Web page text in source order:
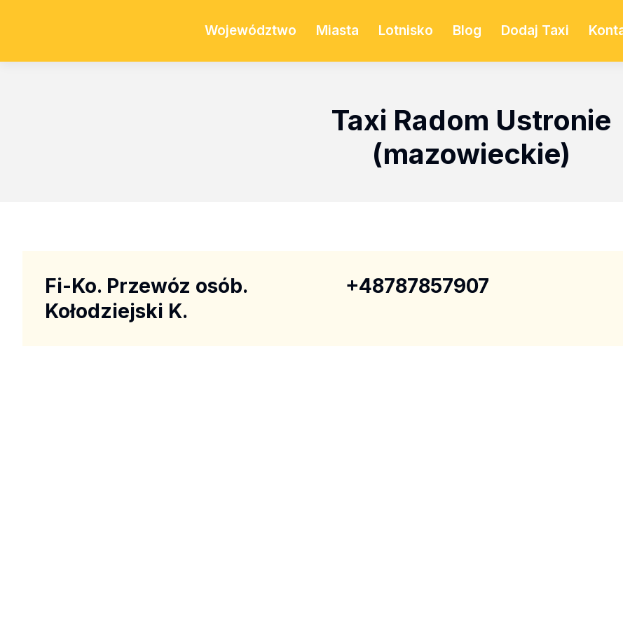
Województwo Miasta Lotnisko Blog Dodaj Taxi
Taxi Radom Ustronie
(mazowieckie)
Fi-Ko. Przewóz osób.
Kołodziejski K.
+48787857907